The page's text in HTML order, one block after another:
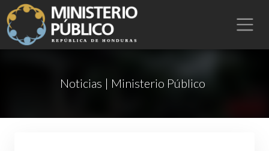
Noticias | Ministerio Público